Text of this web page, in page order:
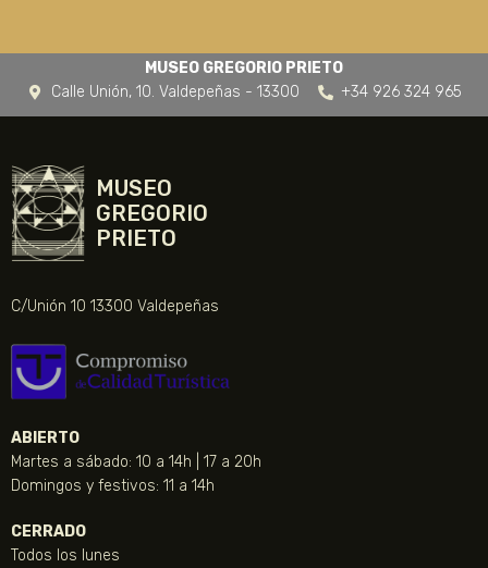
MUSEO GREGORIO PRIETO
Calle Unión, 10. Valdepeñas - 13300
+34 926 324 965
MUSEO
GREGORIO
PRIETO
C/Unión 10 13300 Valdepeñas
ABIERTO
Martes a sábado: 10 a 14h | 17 a 20h
Domingos y festivos: 11 a 14h
CERRADO
Todos los lunes